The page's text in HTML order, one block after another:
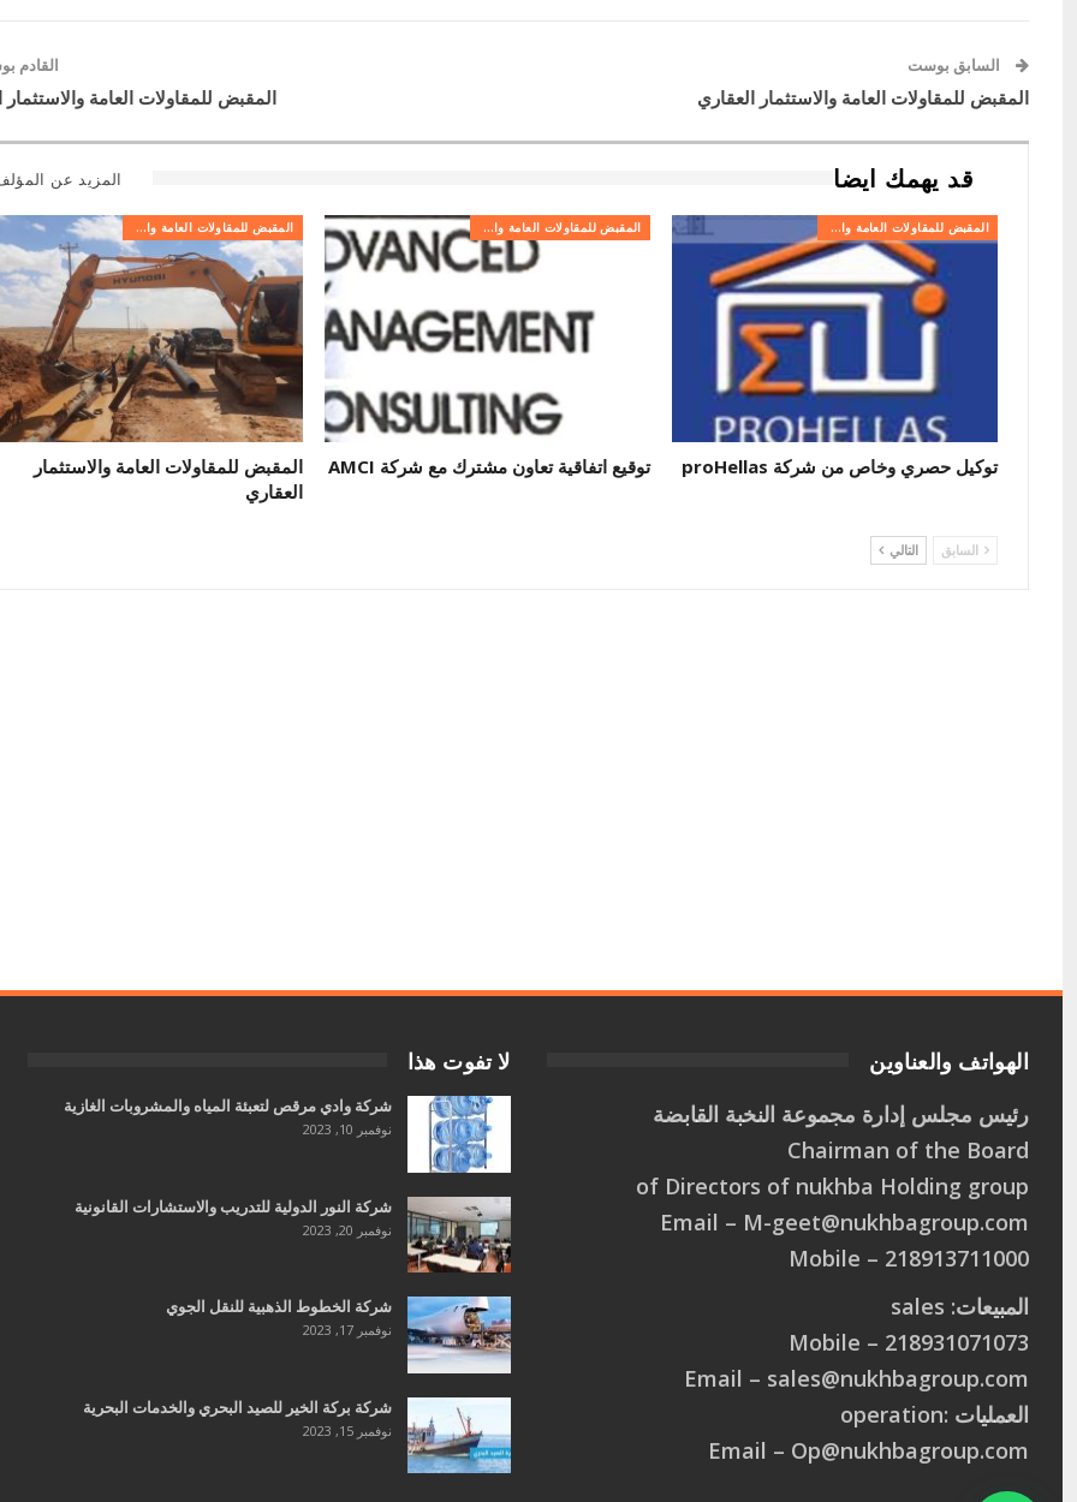
السابق بوست
المقبض للمقاولات العامة والاستثمار العقاري
القادم
المقبض للمقاولات العامة والاستثمار
قد يهمك ايضا المزيد عن
المقبض للمقاولات العامة والاستثمار العقاري
توكيل حصري وخاص من شركة proHellas
المقبض للمقاولات العامة والاستثمار العقاري
توقيع اتفاقية تعاون مشترك مع شركة AMCI
المقبض للمقاولات العامة والاستثمار العقاري
المقبض للمقاولات العامة والاستثمار
العقاري
السابق التالي
الهواتف والعناوين
رئيس مجلس إدارة مجموعة النخبة القابضة
Chairman of the Board
of Directors of nukhba Holding group
Email – M-geet@nukhbagroup.com
218913711000 – Mobile
المبيعات: sales
218931071073 – Mobile
Email – sales@nukhbagroup.com
العمليات :operation
Email – Op@nukhbagroup.com
لا تفوت هذا
شركة وادي مرقص لتعبئة المياه والمشروبات الغازية
نوفمبر 10, 2023
شركة النور الدولية للتدريب والاستشارات القانونية
نوفمبر 20, 2023
شركة الخطوط الذهبية للنقل الجوي
نوفمبر 17, 2023
شركة بركة الخير للصيد البحري والخدمات البحرية
نوفمبر 15, 2023